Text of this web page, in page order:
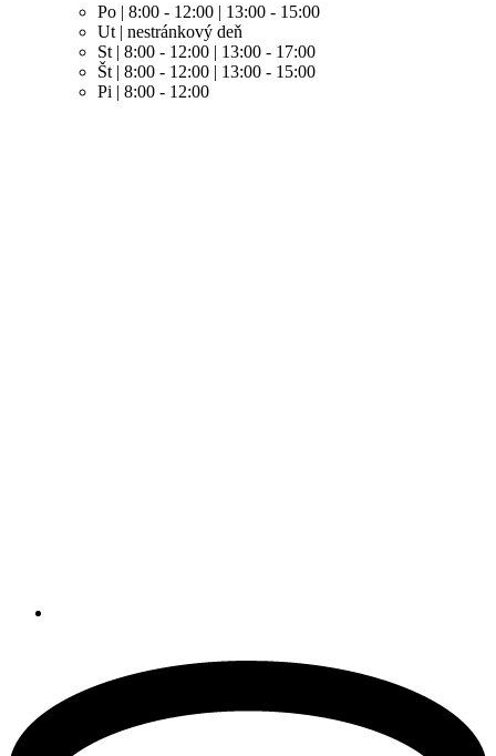
Po | 8:00 - 12:00 | 13:00 - 15:00
Ut | nestránkový deň
St | 8:00 - 12:00 | 13:00 - 17:00
Št | 8:00 - 12:00 | 13:00 - 15:00
Pi | 8:00 - 12:00